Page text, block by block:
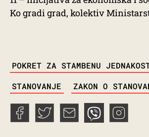
Ko gradi grad, kolektiv
POKRET ZA STAMBENU
STANOVANJE ZAKON O